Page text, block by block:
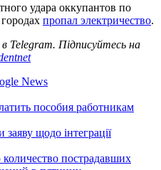
удара оккупантов по
пропал электричество.
в Telegram. Підписуйтесь на
News
пособия работникам
щодо інтеграції
пострадавших